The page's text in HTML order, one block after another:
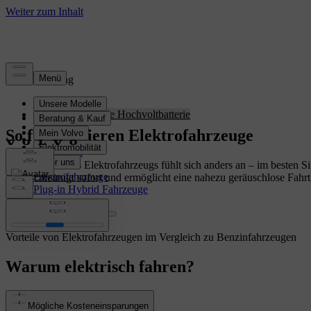
Elektrifizierung
So funktioniert die Hochvoltbatterie
Laden
Reichweite
Preisvorteil
Batterie
Elektrofahrzeuge
Plug-in Hybrid Fahrzeuge
So funktionieren Elektrofahrzeuge
Das Fahren eines Elektrofahrzeugs fühlt sich anders an – im besten
Es beschleunigt sofort und ermöglicht eine nahezu geräuschlose
Vorteile von Elektrofahrzeugen im Vergleich zu Benzinfahrzeugen
Warum elektrisch fahren?
Mögliche Kosteneinsparungen